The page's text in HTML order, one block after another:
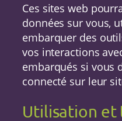
Ces sites web
données sur vous,
embarquer des
vos interactions
embarqués si vous
connecté sur leur
Utilisation et